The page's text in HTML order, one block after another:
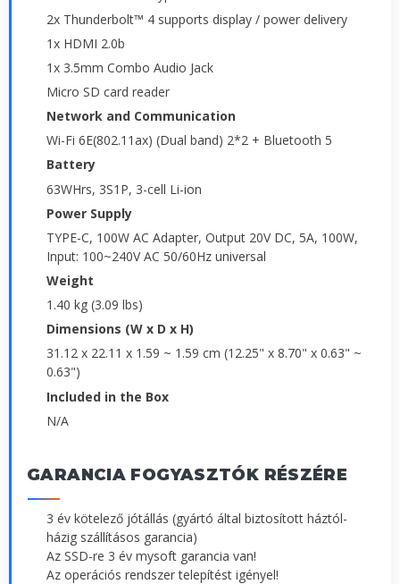
2x Thunderbolt™ 4 supports display / power delivery
1x HDMI 2.0b
1x 3.5mm Combo Audio Jack
Micro SD card reader
Network and Communication
Wi-Fi 6E(802.11ax) (Dual band) 2*2 + Bluetooth 5
Battery
63WHrs, 3S1P, 3-cell Li-ion
Power Supply
TYPE-C, 100W AC Adapter, Output 20V DC, 5A, 100W,
Input: 100~240V AC 50/60Hz universal
Weight
1.40 kg (3.09 lbs)
Dimensions (W x D x H)
31.12 x 22.11 x 1.59 ~ 1.59 cm (12.25" x 8.70" x 0.63" ~
0.63")
Included in the Box
N/A
GARANCIA FOGYASZTÓK RÉSZÉRE
3 év kötelező jótállás (gyártó által biztosított háztól-
házig szállításos garancia)
Az SSD-re 3 év mysoft garancia van!
Az operációs rendszer telepítést igényel!